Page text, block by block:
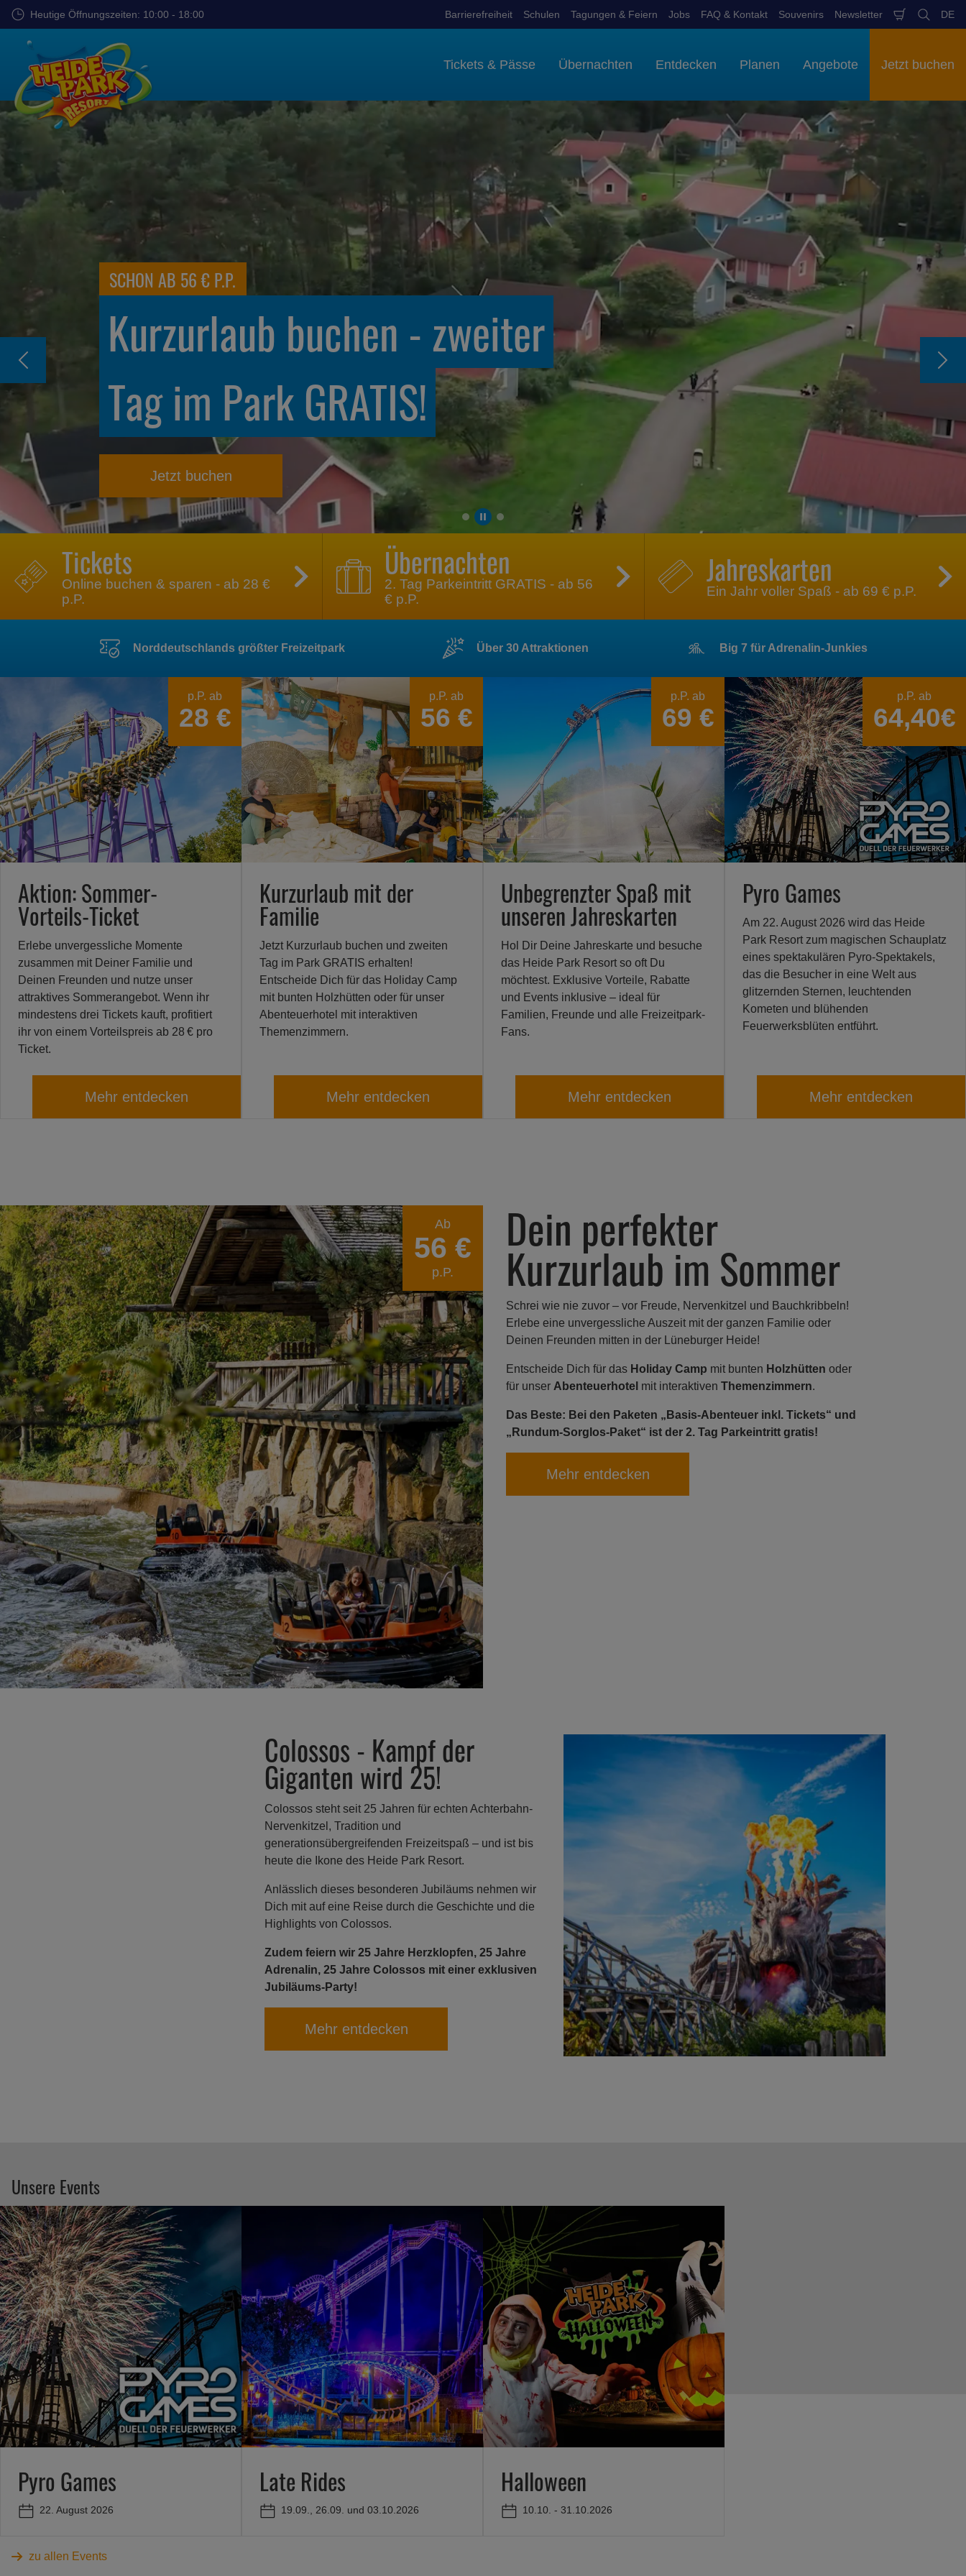
Zum
springen
Heutige Öffnungszeiten: 10:00 - 18:00 Barrierefreiheit Schulen Tagungen & Feiern Jobs FAQ & Kontakt Souvenirs Newsletter Warenkob
Suchen
DE
Tickets & Pässe Übernachten Entdecken Planen Angebote Jetzt buchen
AB NUR 69 €
Unbegrenzter Spaß mit
unseren Jahreskarten
Mehr entdecken
Tickets
Online buchen & sparen - ab 28 €
p.P.
Übernachten
2. Tag Parkeintritt GRATIS - ab 56
€ p.P.
Jahreskarten
Ein Jahr voller Spaß - ab 69 € p.P.
Norddeutschlands größter Freizeitpark Über 30 Attraktionen Big 7 für Adrenalin-Junkies
Heide
Soltau
–
Erlebe
großartige
Achterbahnen
und
spannende
Norddeutschlands
größtem
Freizeitpark
p.P. ab
28 €
Aktion: Sommer-
Vorteils-Ticket
Erlebe unvergessliche Momente
zusammen mit Deiner Familie und
Deinen Freunden und nutze unser
attraktives Sommerangebot. Wenn ihr
mindestens drei Tickets kauft, profitiert
ihr von einem Vorteilspreis ab 28 € pro
Ticket.
Mehr entdecken
p.P. ab
56 €
Kurzurlaub mit der
Familie
Jetzt Kurzurlaub buchen und zweiten
Tag im Park GRATIS erhalten!
Entscheide Dich für das Holiday Camp
mit bunten Holzhütten oder für unser
Abenteuerhotel mit interaktiven
Themenzimmern.
Mehr entdecken
p.P. ab
69 €
Unbegrenzter Spaß mit
unseren Jahreskarten
Hol Dir Deine Jahreskarte und besuche
das Heide Park Resort so oft Du
möchtest. Exklusive Vorteile, Rabatte
und Events inklusive – ideal für
Familien, Freunde und alle Freizeitpark-
Fans.
Mehr entdecken
p.P. ab
64,40€
Pyro Games
Am 22. August 2026 wird das Heide
Park Resort zum magischen Schauplatz
eines spektakulären Pyro-Spektakels,
das die Besucher in eine Welt aus
glitzernden Sternen, leuchtenden
Kometen und blühenden
Feuerwerksblüten entführt.
Mehr entdecken
Ab
56 €
p.P.
Dein perfekter
Kurzurlaub im Sommer
Schrei wie nie zuvor – vor Freude, Nervenkitzel und Bauchkribbeln!
Erlebe eine unvergessliche Auszeit mit der ganzen Familie oder
Deinen Freunden mitten in der Lüneburger Heide!
Entscheide Dich für das Holiday Camp mit bunten Holzhütten oder
für unser Abenteuerhotel mit interaktiven Themenzimmern.
Das Beste: Bei den Paketen „Basis-Abenteuer inkl. Tickets“ und
„Rundum-Sorglos-Paket“ ist der 2. Tag Parkeintritt gratis!
Mehr entdecken
Colossos - Kampf der
Giganten wird 25!
Colossos steht seit 25 Jahren für echten Achterbahn-
Nervenkitzel, Tradition und
generationsübergreifenden Freizeitspaß – und ist bis
heute die Ikone des Heide Park Resort.
Anlässlich dieses besonderen Jubiläums nehmen wir
Dich mit auf eine Reise durch die Geschichte und die
Highlights von Colossos.
Zudem feiern wir 25 Jahre Herzklopfen, 25 Jahre
Adrenalin, 25 Jahre Colossos mit einer exklusiven
Jubiläums-Party!
Mehr entdecken
Unsere Events
Pyro Games
22. August 2026
Late Rides
19.09., 26.09. und 03.10.2026
Halloween
10.10. - 31.10.2026
zu allen Events